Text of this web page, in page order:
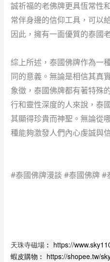
誠祈福的老佛牌更具恆常性
常伴身邊的信仰工具，可以
因此，擁有一面優質的泰國
綜上所述，泰國佛牌作為一
同的意義。無論是相信其真
象徵，泰國佛牌都有著特殊
行和靈性深度的人來說，泰
其顯得珍貴而神聖。無論從
種能夠激發人們內心虔誠與
#泰國佛牌漫談 #泰國佛牌
天珠寺磁場 ︰ https://
蝦皮購物︰ https://shopee.tw/